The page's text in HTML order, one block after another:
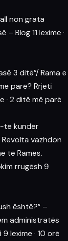
non grata
– Blog11 lexime ·
3 ditë”/ Rama e
parë? Rrjeti
· 2 ditë më parë
të kundër
vazhdon
të Ramës.
rrugësh 9
është?” –
administratës
9 lexime · 10 orë